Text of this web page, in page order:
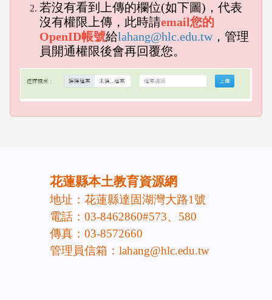
若沒有看到上傳的欄位(如下圖)，代表
沒有權限上傳，此時請email您的
OpenID帳號給lahang@hlc.edu.tw，管理
員開通權限後會再回覆您。
empty head
頁尾區域內容
花蓮縣本土教育資源網
地址：花蓮縣達固湖灣大路1號
電話：03-8462860#573、580
傳真：03-8572660
管理員信箱：lahang@hlc.edu.tw